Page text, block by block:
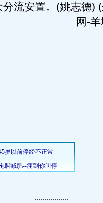
流安置。 (姚志德)
网-